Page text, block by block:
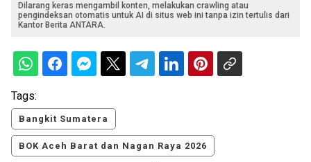
Dilarang keras mengambil konten, melakukan crawling atau
pengindeksan otomatis untuk AI di situs web ini tanpa izin tertulis dari
Kantor Berita ANTARA.
Tags:
Bangkit Sumatera
BOK Aceh Barat dan Nagan Raya 2026